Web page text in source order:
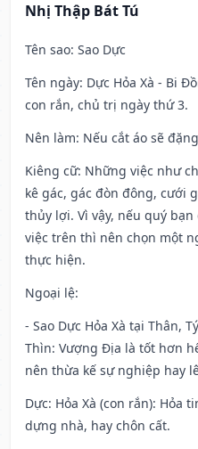
Nhị Thập Bát Tú
Tên sao: Sao Dực
Tên ngày: Dực Hỏa Xà - Bi
con rắn, chủ trị ngày thứ 3.
Nên làm: Nếu cắt áo sẽ
Kiêng cữ: Những việc như
kê gác, gác đòn đông, cưới
thủy lợi. Vì vậy, nếu quý
việc trên thì nên chọn một
thực hiện.
Ngoại lệ:
- Sao Dực Hỏa Xà tại Thân,
Thìn: Vượng Địa là tốt hơn
nên thừa kế sự nghiệp hay
Dực: Hỏa Xà (con rắn): Hỏa
dựng nhà, hay chôn cất.